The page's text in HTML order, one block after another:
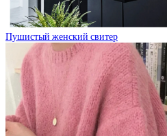
Пушистый женский свитер